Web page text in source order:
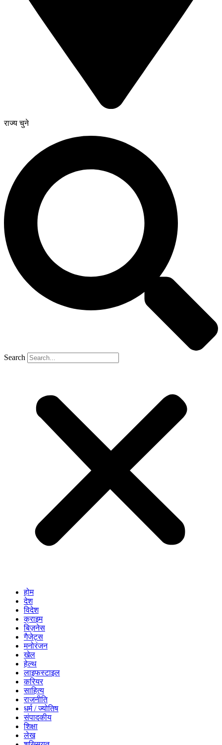
राज्य चुने
Search
होम
देश
विदेश
क्राइम
बिज़नेस
गैजेट्स
मनोरंजन
खेल
हेल्थ
लाइफस्टाइल
करियर
साहित्य
राजनीति
धर्म / ज्योतिष
संपादकीय
शिक्षा
लेख